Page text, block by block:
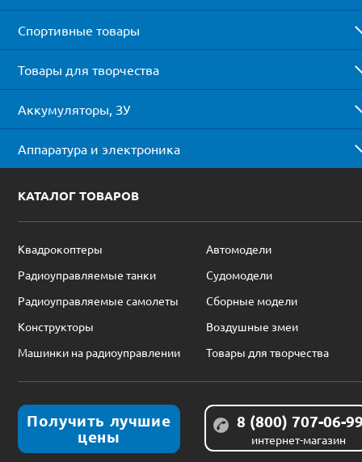
Спортивные товары
Товары для творчества
Аккумуляторы, ЗУ
Аппаратура и электроника
КАТАЛОГ ТОВАРОВ
Квадрокоптеры
Автомодели
Радиоуправляемые танки
Судомодели
Радиоуправляемые самолеты
Сборные модели
Конструкторы
Воздушные змеи
Машинки на радиоуправлении
Товары для творчества
Получить лучшие
цены
8 (800) 707-06-
интернет-магазин